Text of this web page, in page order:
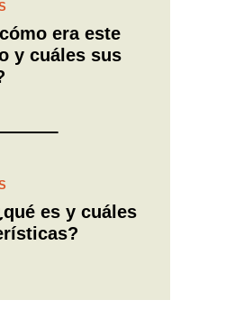
era este
y cuáles sus
es y cuáles